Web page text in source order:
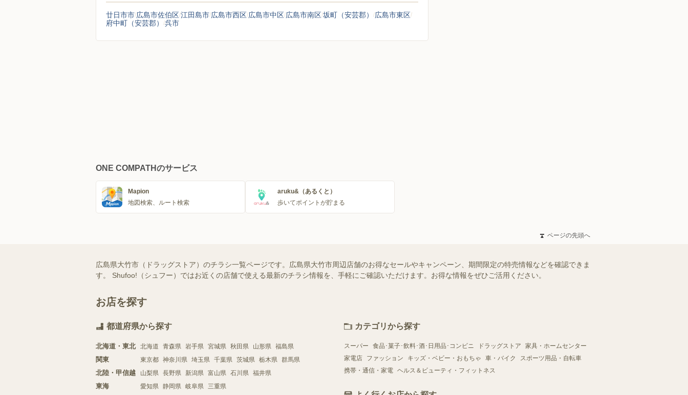
廿日市市 広島市佐伯区江田島市 広島市西区 広島市中区 広島市南区坂町（安芸郡）
広島市東区
府中町（安芸郡）
呉市
ONE COMPATHのサービス
Mapion
地図検索、ルート検索
aruku&（あるくと）
歩いてポイントが貯まる
ページの先頭へ
広島県大竹市（ドラッグストア）のチラシ一覧ページです。広島県大竹市周辺店舗のお得なセールやキャンペーン、期間限定の特売情報などを確認できま
す。 Shufoo!（シュフー）ではお近くの店舗で使える最新のチラシ情報を、手軽にご確認いただけます。お得な情報をぜひご活用ください。
お店を探す
都道府県から探す
北海道・東北 北海道 青森県 岩手県 宮城県 秋田県 山形県 福島県
関東 東京都 神奈川県 埼玉県 千葉県 茨城県 栃木県 群馬県
北陸・甲信越 山梨県 長野県 新潟県 富山県 石川県 福井県
東海 愛知県 静岡県 岐阜県 三重県
カテゴリから探す
スーパー 食品･菓子･飲料･酒･日用品･コンビニ ドラッグストア
家具・ホームセンター
家電店
ファッション キッズ・ベビー・おもちゃ 車・バイク
スポーツ用品・自転車
携帯・通信・家電 ヘルス＆ビューティ・フィットネス